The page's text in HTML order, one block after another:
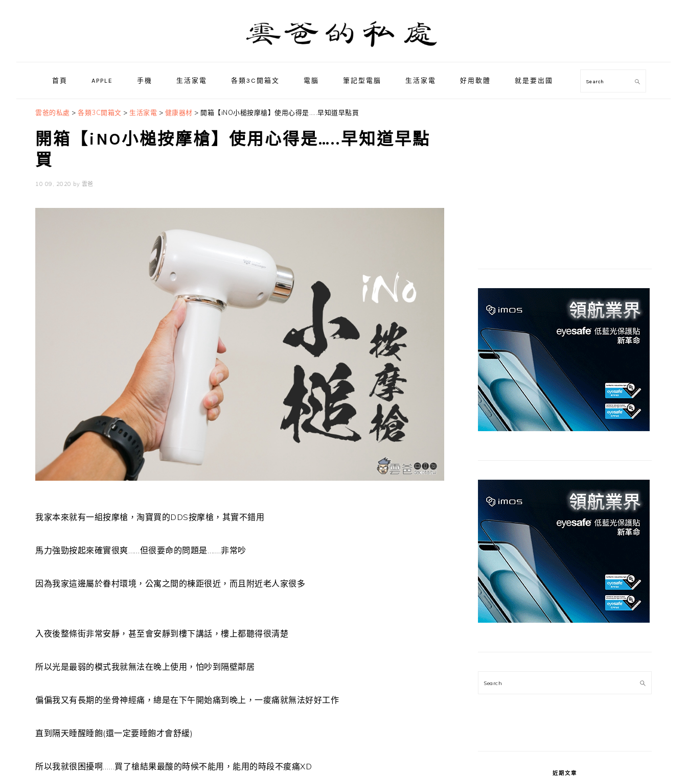
首頁 APPLE 手機 生活家電 各類3C開箱文 電腦 筆記型電腦 生活家電 好用軟體 就是要出國 Search
雲爸的私處 > 各類3C開箱文 > 生活家電 > 健康器材 > 開箱【iNO小槌按摩槍】使用心得是…..早知道早點買
開箱【iNO小槌按摩槍】使用心得是…..早知道早點
買
10 09, 2020 by 雲爸
我家本來就有一組按摩槍，淘寶買的DDS按摩槍，其實不錯用
馬力強勁按起來確實很爽……但很要命的問題是…….非常吵
因為我家這邊屬於眷村環境，公寓之間的棟距很近，而且附近老人家很多
入夜後整條街非常安靜，甚至會安靜到樓下講話，樓上都聽得很清楚
所以光是最弱的模式我就無法在晚上使用，怕吵到隔壁鄰居
偏偏我又有長期的坐骨神經痛，總是在下午開始痛到晚上，一痠痛就無法好好工作
直到隔天睡醒睡飽(還一定要睡飽才會舒緩)
所以我就很困擾啊……買了槍結果最酸的時候不能用，能用的時段不痠痛XD
Search
近期文章